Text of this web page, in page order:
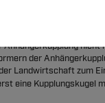
der
Landwirtschaft zum
eine Kupplungskugel